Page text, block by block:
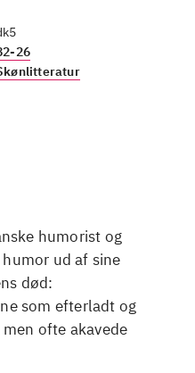
26
humorist og
ud af sine
død:
som efterladt og
ofte akavede